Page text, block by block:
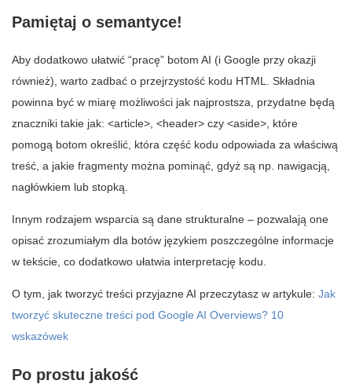
Pamiętaj o semantyce!
Aby dodatkowo ułatwić “pracę” botom AI (i Google przy okazji
również), warto zadbać o przejrzystość kodu HTML. Składnia
powinna być w miarę możliwości jak najprostsza, przydatne będą
znaczniki takie jak: <article>, <header> czy <aside>, które
pomogą botom określić, która część kodu odpowiada za właściwą
treść, a jakie fragmenty można pominąć, gdyż są np. nawigacją,
nagłówkiem lub stopką.
Innym rodzajem wsparcia są dane strukturalne – pozwalają one
opisać zrozumiałym dla botów językiem poszczególne informacje
w tekście, co dodatkowo ułatwia interpretację kodu.
O tym, jak tworzyć treści przyjazne AI przeczytasz w artykule: Jak
tworzyć skuteczne treści pod Google AI Overviews? 10
wskazówek
Po prostu jakość